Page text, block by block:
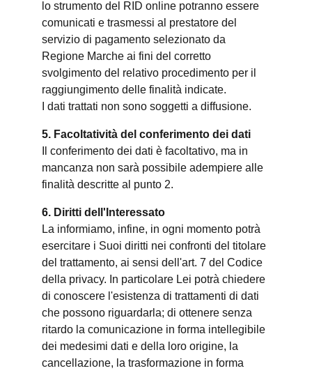
lo strumento del RID online potranno essere
comunicati e trasmessi al prestatore del
servizio di pagamento selezionato da
Regione Marche ai fini del corretto
svolgimento del relativo procedimento per il
raggiungimento delle finalità indicate.
I dati trattati non sono soggetti a diffusione.
5. Facoltatività del conferimento dei dati
Il conferimento dei dati è facoltativo, ma in
mancanza non sarà possibile adempiere alle
finalità descritte al punto 2.
6. Diritti dell'Interessato
La informiamo, infine, in ogni momento potrà
esercitare i Suoi diritti nei confronti del titolare
del trattamento, ai sensi dell'art. 7 del Codice
della privacy. In particolare Lei potrà chiedere
di conoscere l'esistenza di trattamenti di dati
che possono riguardarla; di ottenere senza
ritardo la comunicazione in forma intellegibile
dei medesimi dati e della loro origine, la
cancellazione, la trasformazione in forma